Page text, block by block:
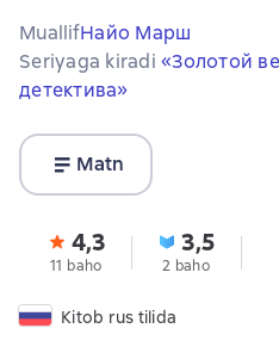
MuallifНайо Марш
Seriyaga kiradi «Золотой
детектива»
Matn
4,3
11 baho
3,5
2 baho
Kitob rus tilida